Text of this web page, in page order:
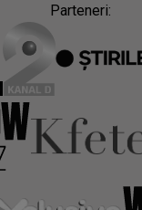
Parteneri: